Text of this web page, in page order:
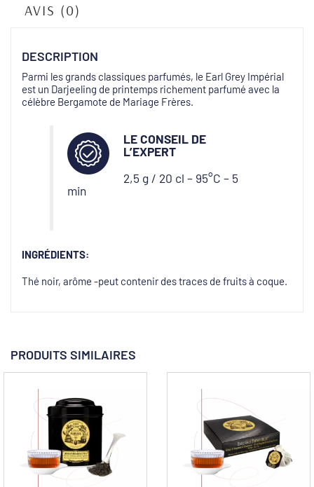
AVIS (0)
DESCRIPTION
Parmi les grands classiques parfumés, le Earl Grey Impérial
est un Darjeeling de printemps richement parfumé avec la
célèbre Bergamote de Mariage Frères.
LE CONSEIL DE
L’EXPERT
2,5 g / 20 cl – 95°C – 5
min
INGRÉDIENTS:
Thé noir, arôme -peut contenir des traces de fruits à coque.
PRODUITS SIMILAIRES